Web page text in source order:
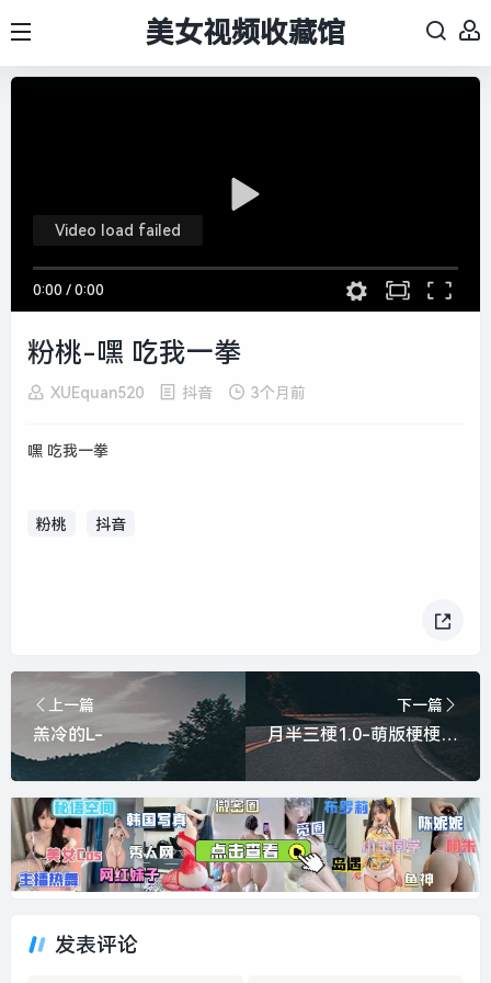
美女视频收藏馆
0:00 / 0:00
Video load failed
粉桃-嘿 吃我一拳
XUEquan520 抖音 3个月前
嘿 吃我一拳
粉桃 抖音
上一篇
羔冷的L-
下一篇
月半三梗1.0-萌版梗梗@月半三梗
发表评论